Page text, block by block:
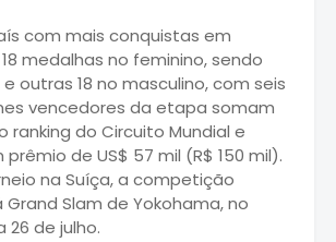
com mais conquistas em
medalhas no feminino, sendo
outras 18 no masculino, com seis
vencedores da etapa somam
ranking do Circuito Mundial e
de US$ 57 mil (R$ 150 mil).
na Suíça, a competição
Slam de Yokohama, no
26 de julho.